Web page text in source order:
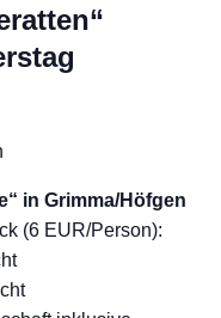
in Grimma/Höfgen
(6 EUR/Person):